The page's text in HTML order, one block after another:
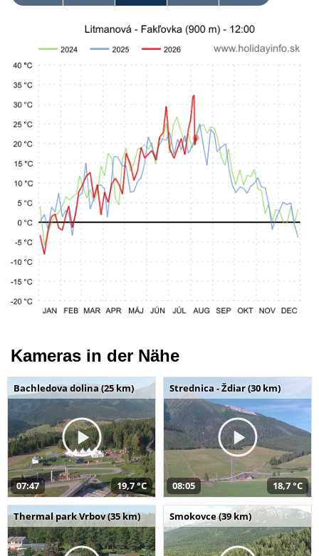
Kameras in der Nähe
Bachledova dolina (25 km)
07:47 19,7 °C
Strednica - Ždiar (30 km)
08:05 18,7 °C
Thermal park Vrbov (35 km) Smokovce (39 km)